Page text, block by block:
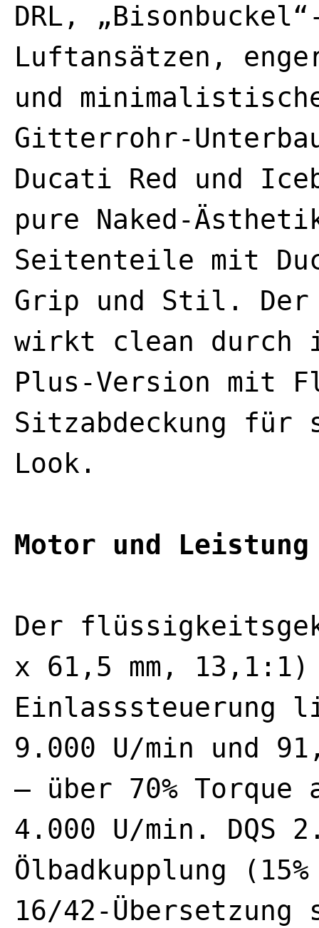
DRL,
Luftansätzen,
und
Gitterrohr-
Ducati Red und
pure Naked-
Seitenteile mit
Grip und Stil. Der
wirkt clean durch
Plus-Version mit
Sitzabdeckung
Look.
Motor und Leistung
Der
x 61,5 mm,
Einlasssteuerung
9.000 U/min und
– über 70% Torque
4.000 U/min. DQS
Ölbadkupplung
16/42-